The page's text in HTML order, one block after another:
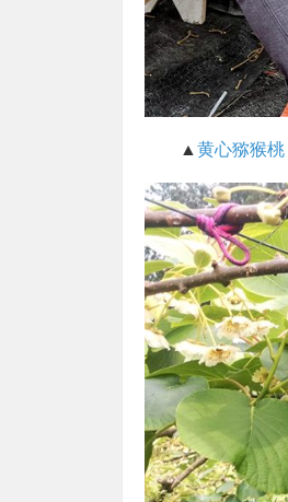
▲ 黄心猕猴桃